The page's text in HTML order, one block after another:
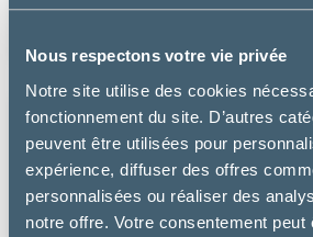
Nous respectons votre vie privée
Notre site utilise des cookies
fonctionnement du site. D’autres
peuvent être utilisées pour
expérience, diffuser des offres
personnalisées ou réaliser des
notre offre. Votre consentement peut
à partir de